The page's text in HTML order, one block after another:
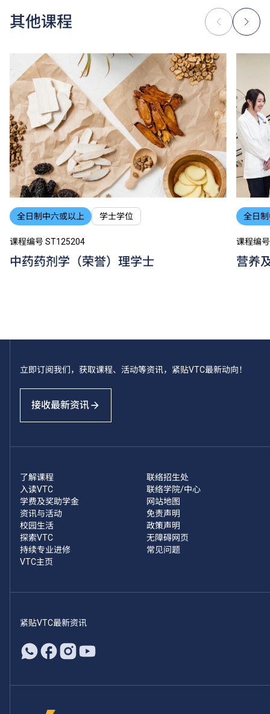
缴付所需费用。
学费水平会每年检讨。
其他课程
全日制中六或以上 学士学位
课程编号 ST125204
中药药剂学（荣誉）理学士
全日
课程编
营养
立即订阅我们，获取课程、活动等资讯，紧贴VTC最新动向！
接收最新资讯
了解课程
入读VTC
学费及奖助学金
资讯与活动
校园生活
探索VTC
持续专业进修
VTC主页
联络招生处
联络学院/中心
网站地图
免责声明
政策声明
无障碍网页
常见问题
紧贴VTC最新资讯